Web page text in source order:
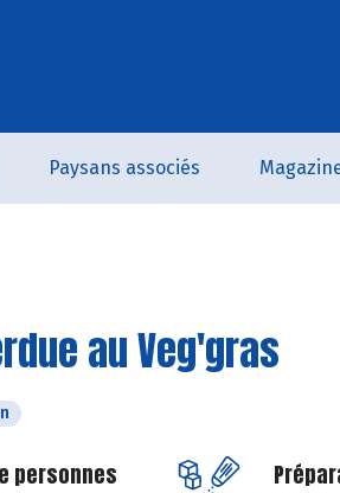
Paysans associés
au Veg'gras
personnes